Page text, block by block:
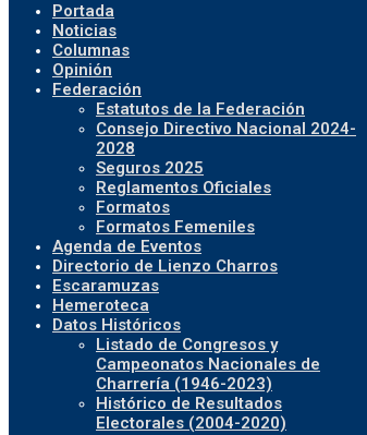
Portada
Noticias
Columnas
Opinión
Federación
Estatutos de la Federación
Consejo Directivo Nacional 2024-
2028
Seguros 2025
Reglamentos Oficiales
Formatos
Formatos Femeniles
Agenda de Eventos
Directorio de Lienzo Charros
Escaramuzas
Hemeroteca
Datos Históricos
Listado de Congresos y
Campeonatos Nacionales de
Charrería (1946-2023)
Histórico de Resultados
Electorales (2004-2020)